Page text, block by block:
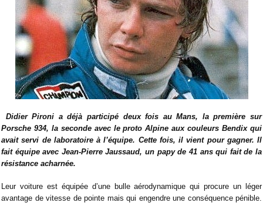
Didier Pironi a déjà participé deux fois au Mans, la première sur
Porsche 934, la seconde avec le proto Alpine aux couleurs Bendix qui
avait servi de laboratoire à l’équipe. Cette fois, il vient pour gagner. Il
fait équipe avec Jean-Pierre Jaussaud, un papy de 41 ans qui fait de la
résistance acharnée.
Leur voiture est équipée d’une bulle aérodynamique qui procure un léger
avantage de vitesse de pointe mais qui engendre une conséquence pénible.